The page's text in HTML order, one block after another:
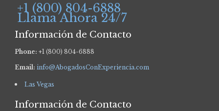
+1 (800) 804-6888
Llama Ahora 24/7
Información de Contacto
Phone: +1 (800) 804-6888
Email: info@AbogadosConExperiencia.com
Las Vegas
Información de Contacto